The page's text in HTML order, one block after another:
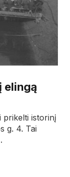
elingą
prikelti istorinį
g. 4. Tai